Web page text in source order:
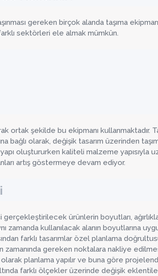
gereken birçok alanda taşıma
sektörleri ele almak mümkün.
ortak şekilde bu ekipmanı kullanmaktadır.
bağlı olarak, değişik tasarım üzerinden
oluştururken kaliteli malzeme yapısıyla
artış göstermeye devam ediyor.
gerçekleştirilecek ürünlerin boyutları,
zamanda kullanılacak alanın boyutlarına
farklı tasarımlar özel planlama
zamanında gereken noktalara nakliye
planlama yapılır ve buna göre
farklı ölçekler üzerinde değişik